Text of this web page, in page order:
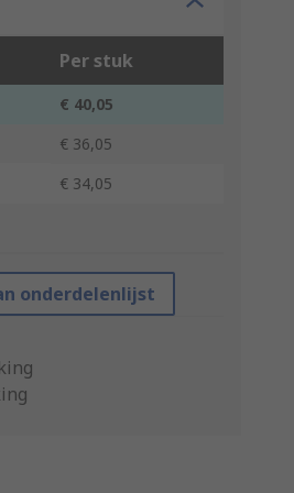
Per stuk
€ 40,05
€ 36,05
€ 34,05
onderdelenlijst